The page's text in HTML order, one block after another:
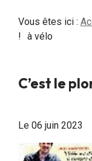
Vous êtes ici :
! à vélo
C’est le
Le 06 juin 2023